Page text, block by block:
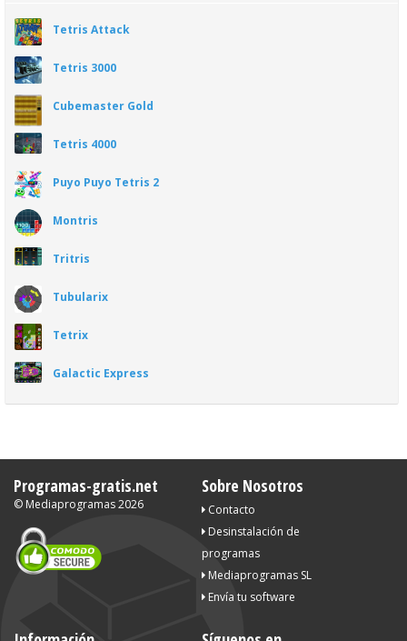
Tetris Attack
Tetris 3000
Cubemaster Gold
Tetris 4000
Puyo Puyo Tetris 2
Montris
Tritris
Tubularix
Tetrix
Galactic Express
Programas-gratis.net
© Mediaprogramas2026
Sobre Nosotros
Contacto
Desinstalación de
programas
Mediaprogramas SL
Envía tu software